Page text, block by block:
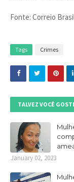
Fonte: Correio
Tags Crimes
TALVEZ VOCÊ
January 02, 2023